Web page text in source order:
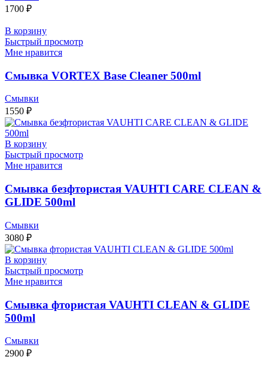
1700 ₽
В корзину
Быстрый просмотр
Мне нравится
Смывка VORTEX Base Cleaner 500ml
Смывки
1550 ₽
В корзину
Быстрый просмотр
Мне нравится
Смывка безфтористая VAUHTI CARE CLEAN &
GLIDE 500ml
Смывки
3080 ₽
В корзину
Быстрый просмотр
Мне нравится
Смывка фтористая VAUHTI CLEAN & GLIDE
500ml
Смывки
2900 ₽